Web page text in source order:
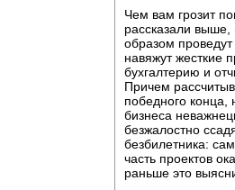
Чем вам грозит
рассказали
образом проведут
навяжут жесткие
бухгалтерию и
Причем
победного конца,
бизнеса
безжалостно
безбилетника:
часть проектов
раньше это